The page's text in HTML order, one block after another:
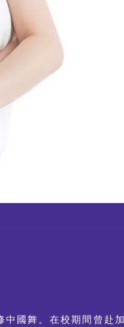
會舞蹈×武術中華文化學
校體藝推廣計劃
國舞。在校期間曾赴